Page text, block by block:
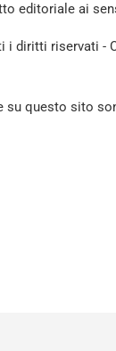
editoriale ai
i diritti riservati -
su questo sito